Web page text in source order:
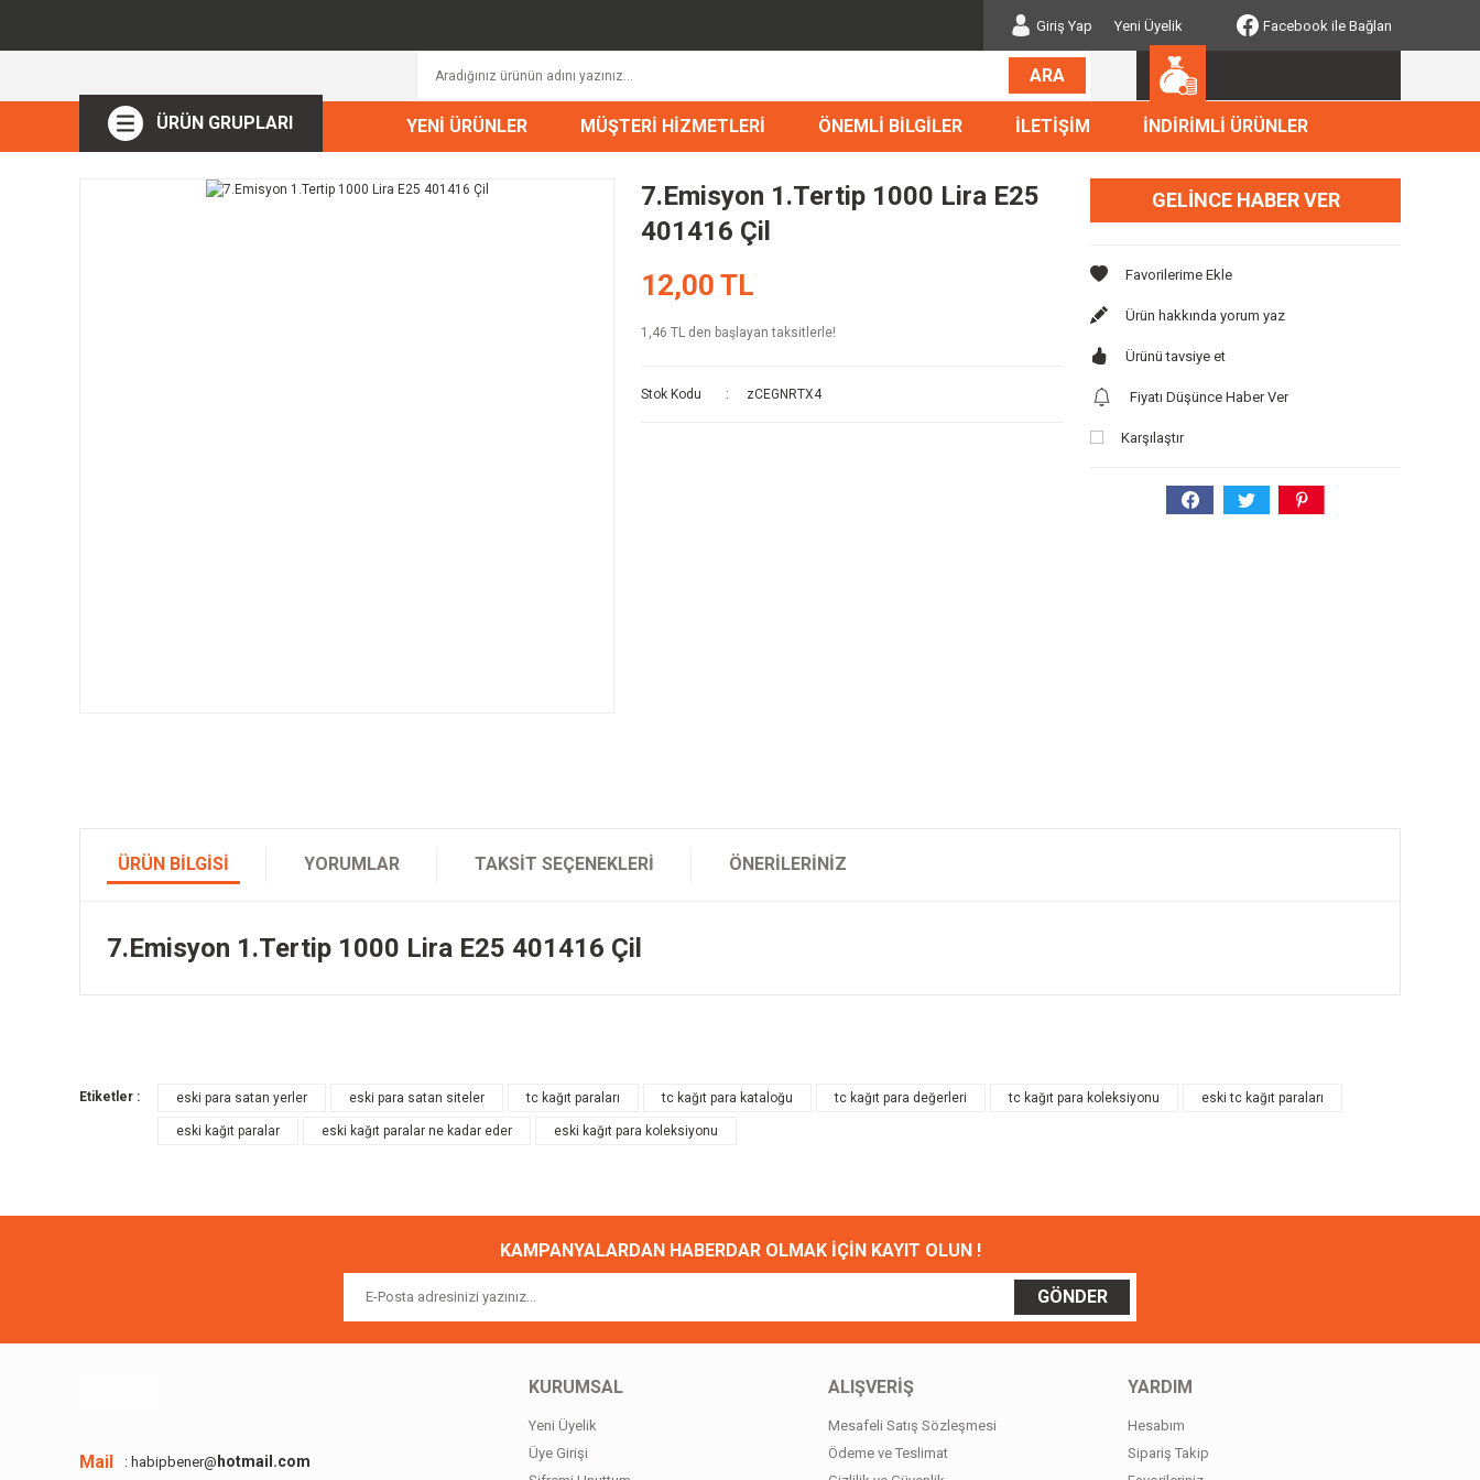
Giriş Yap Yeni Üyelik Facebook ile Bağlan
ARA
ÜRÜN GRUPLARI YENİ ÜRÜNLER MÜŞTERİ HİZMETLERİ ÖNEMLİ BİLGİLER İLETİŞİM İNDİRİMLİ ÜRÜNLER
7.Emisyon 1.Tertip 1000 Lira E25
401416 Çil
12,00 TL
1,46 TL den başlayan taksitlerle!
Stok Kodu zCEGNRTX4
GELINCE HABER VER
Ürün hakkında yorum yaz
Ürünü tavsiye et
Fiyatı Düşünce Haber Ver
Karşılaştır
ÜRÜN BILGISI YORUMLAR TAKSIT SEÇENEKLERI ÖNERILERINIZ
7.Emisyon 1.Tertip 1000 Lira E25 401416 Çil
Yorum Yaz
Ürün resmi kalitesiz, bozuk veya görüntülenemiyor.
Ürün açıklamasında eksik bilgiler bulunuyor.
Etiketler : eski para satan yerler eski para satan siteler tc kağıt paraları tc kağıt para kataloğu tc kağıt para değerleri tc kağıt para koleksiyonu eski tc kağıt paraları
eski kağıt paralar eski kağıt paralar ne kadar eder eski kağıt para koleksiyonu
KAMPANYALARDAN HABERDAR OLMAK İÇİN KAYIT OLUN !
GÖNDER
Mail : habipbener@ hotmail.com
KURUMSAL
Yeni Üyelik
Üye Girişi
ALIŞVERİŞ
Mesafeli Satış Sözleşmesi
Ödeme ve Teslimat
YARDIM
Hesabım
Sipariş Takip